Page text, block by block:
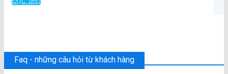
Faq - những câu hỏi từ khách hàng